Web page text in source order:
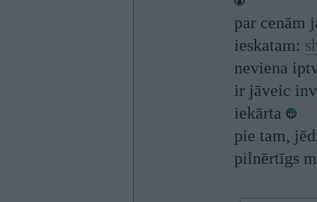
par cenām
ieskatam:
neviena
ir jāveic
iekārta
pie tam,
pilnērtīgs